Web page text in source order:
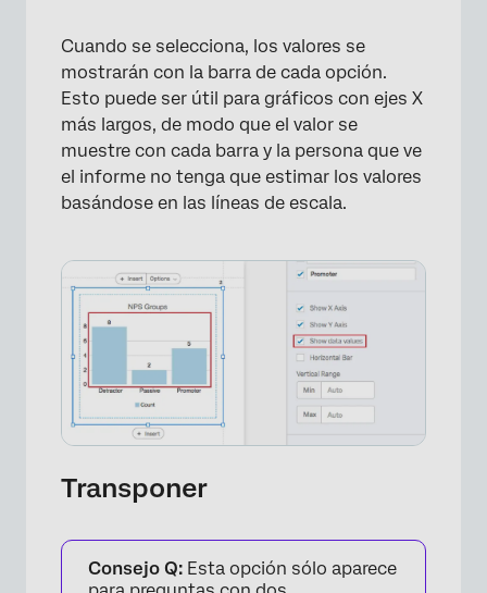
×
×
Cuando se selecciona, los valores se
mostrarán con la barra de cada opción.
Esto puede ser útil para gráficos con ejes X
más largos, de modo que el valor se
muestre con cada barra y la persona que ve
el informe no tenga que estimar los valores
basándose en las líneas de escala.
Transponer
Consejo Q: Esta opción sólo aparece